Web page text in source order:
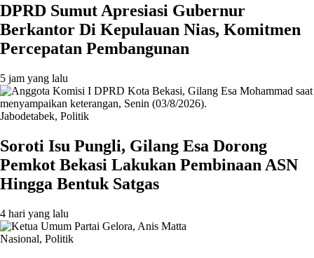
DPRD Sumut Apresiasi Gubernur
Berkantor Di Kepulauan Nias, Komitmen
Percepatan Pembangunan
5 jam yang lalu
Jabodetabek, Politik
Soroti Isu Pungli, Gilang Esa Dorong
Pemkot Bekasi Lakukan Pembinaan ASN
Hingga Bentuk Satgas
4 hari yang lalu
Nasional, Politik